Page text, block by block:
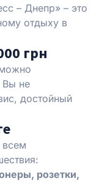
– Днепр» – это
отдыху в
грн
Вы не
достойный
розетки,